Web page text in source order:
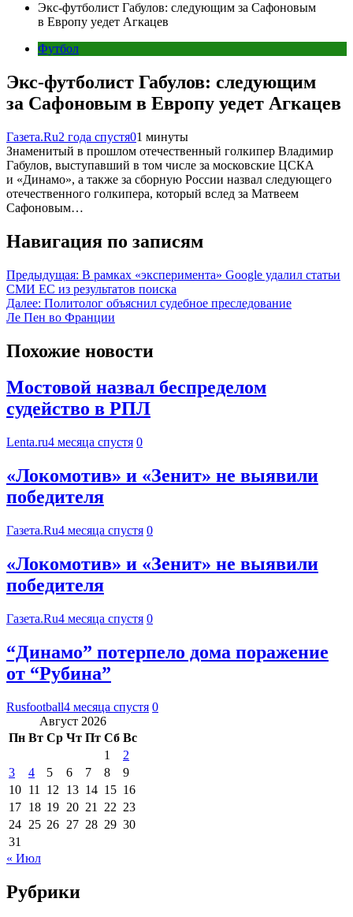
Экс-футболист Габулов: следующим за Сафоновым
в Европу уедет Агкацев
Футбол
Экс-футболист Габулов: следующим
за Сафоновым в Европу уедет Агкацев
Газета.Ru2 года спустя01 минуты
Знаменитый в прошлом отечественный голкипер Владимир
Габулов, выступавший в том числе за московские ЦСКА
и «Динамо», а также за сборную России назвал следующего
отечественного голкипера, который вслед за Матвеем
Сафоновым…
Навигация по записям
Предыдущая: В рамках «эксперимента» Google удалил статьи
СМИ ЕС из результатов поиска
Далее: Политолог объяснил судебное преследование
Ле Пен во Франции
Похожие новости
Мостовой назвал беспределом
судейство в РПЛ
Lenta.ru4 месяца спустя 0
«Локомотив» и «Зенит» не выявили
победителя
Газета.Ru4 месяца спустя 0
«Локомотив» и «Зенит» не выявили
победителя
Газета.Ru4 месяца спустя 0
“Динамо” потерпело дома поражение
от “Рубина”
Rusfootball4 месяца спустя 0
Август 2026
Пн Вт Ср Чт Пт Сб Вс
1
2
3
4 5 6 7 8
9
10 11 12 13 14 15 16
17 18 19 20 21 22 23
24 25 26 27 28 29 30
31
« Июл
Рубрики